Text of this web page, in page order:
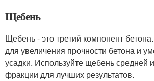
Щебень
Щебень - это третий компонент
для увеличения прочности бетона и
усадки. Используйте щебень средней
фракции для лучших результатов.